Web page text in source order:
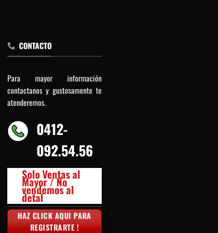
CONTACTO
Para mayor información
contactanos y gustosamente te
atenderemos.
0412-
092.54.56
Solo Ventas al
Mayor / No
vendemos al
detal
HAZ CLICK AQUI PARA
REGISTRARTE !